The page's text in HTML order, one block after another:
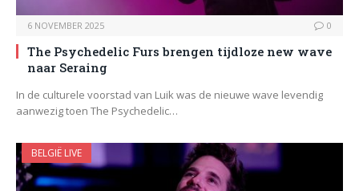
6 NOVEMBER 2025 0
The Psychedelic Furs brengen tijdloze new wave
naar Seraing
In de culturele voorstad van Luik was de nieuwe wave levendig
aanwezig toen The Psychedelic…
BELGIË LIVE